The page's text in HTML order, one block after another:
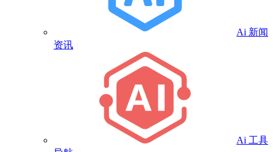
Ai 新闻
资讯
Ai 工具